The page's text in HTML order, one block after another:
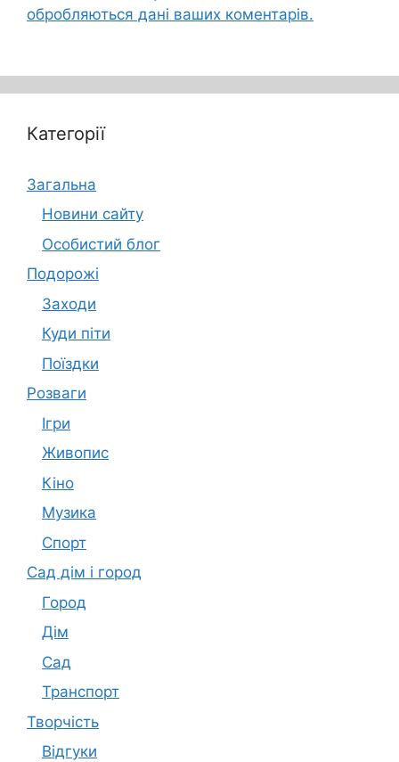
обробляються дані ваших коментарів.
Категорії
Загальна
Новини сайту
Особистий блог
Подорожі
Заходи
Куди піти
Поїздки
Розваги
Ігри
Живопис
Кіно
Музика
Спорт
Сад дім і город
Город
Дім
Сад
Транспорт
Творчість
Відгуки